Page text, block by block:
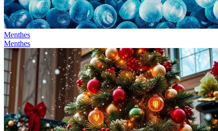
Menthes
Menthes